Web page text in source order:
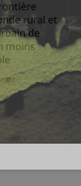
rural et
de
moins
0